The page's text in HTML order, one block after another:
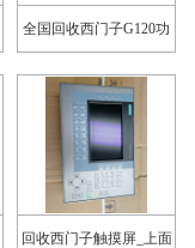
全国回收西门子G120功
率模块，回收西门子
PLC6SL32101PE260UL0
回收西门子触摸屏_上面